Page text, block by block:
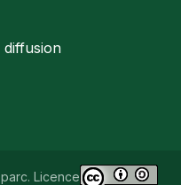
diffusion
Licence